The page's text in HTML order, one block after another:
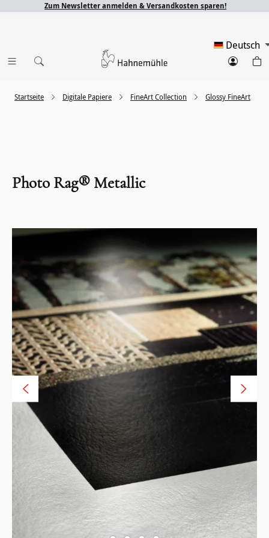
Zum Newsletter anmelden & Versandkosten sparen!
Deutsch
Glossy FineArt
FineArt Collection
Digitale Papiere
Startseite
Photo Rag® Metallic
Bildergalerie überspringen